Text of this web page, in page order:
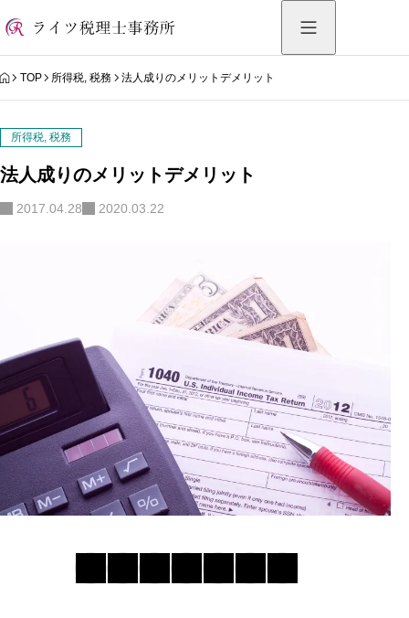
HOME
TOP 所得税,税務 法人成りのメリットデメリット
所得税, 税務
法人成りのメリットデメリット
2017.04.28 2020.03.22